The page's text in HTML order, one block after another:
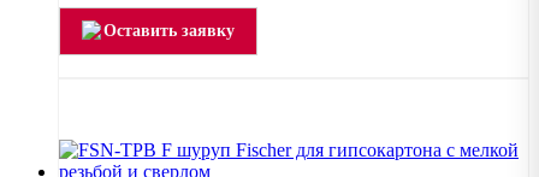
Оставить заявку